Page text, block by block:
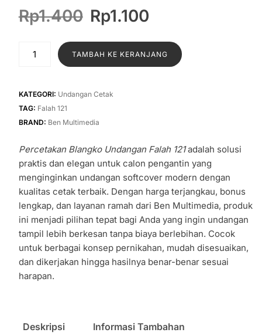
Rp1.400 Rp1.100
TAMBAH KE KERANJANG
KATEGORI: Undangan Cetak
TAG: Falah 121
BRAND: Ben Multimedia
Percetakan Blangko Undangan Falah 121adalah solusi
praktis dan elegan untuk calon pengantin yang
menginginkan undangan softcover modern dengan
kualitas cetak terbaik. Dengan harga terjangkau, bonus
lengkap, dan layanan ramah dari Ben Multimedia, produk
ini menjadi pilihan tepat bagi Anda yang ingin undangan
tampil lebih berkesan tanpa biaya berlebihan. Cocok
untuk berbagai konsep pernikahan, mudah disesuaikan,
dan dikerjakan hingga hasilnya benar-benar sesuai
harapan.
Deskripsi Informasi Tambahan